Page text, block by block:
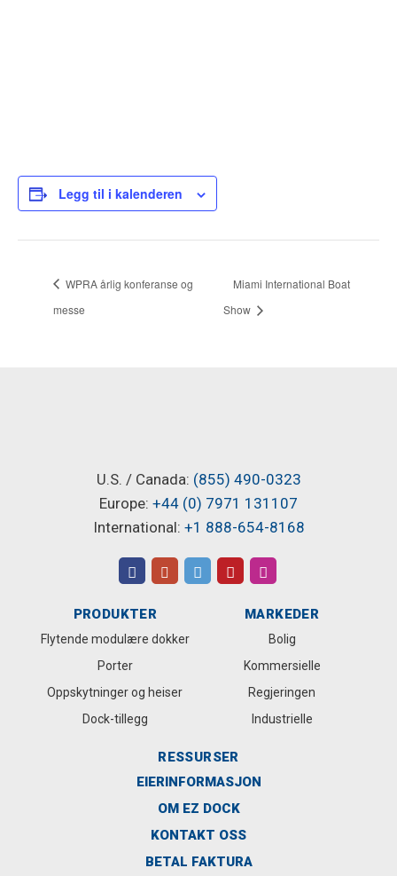
Legg til i kalenderen
WPRA årlig konferanse og
messe
Miami International Boat
Show
U.S. / Canada: (855) 490-0323
Europe: +44 (0) 7971 131107
International: +1 888-654-8168
PRODUKTER
Flytende modulære dokker
Porter
Oppskytninger og heiser
Dock-tillegg
MARKEDER
Bolig
Kommersielle
Regjeringen
Industrielle
RESSURSER
EIERINFORMASJON
OM EZ DOCK
KONTAKT OSS
BETAL FAKTURA